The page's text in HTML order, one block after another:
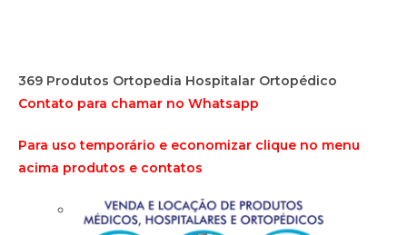
369 Produtos Ortopedia Hospitalar Ortopédico
Contato para chamar no Whatsapp
Para uso temporário e economizar clique no menu
acima produtos e contatos